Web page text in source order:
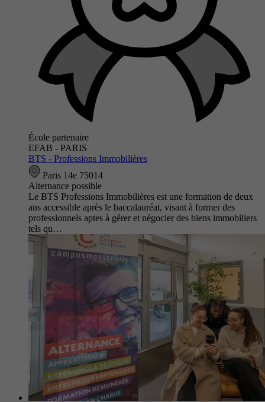
École partenaire
EFAB - PARIS
BTS - Professions Immobilières
Paris 14e 75014
Alternance possible
Le BTS Professions Immobilières est une formation de deux
ans accessible après le baccalauréat, visant à former des
professionnels aptes à gérer et négocier des biens immobiliers
tels qu…